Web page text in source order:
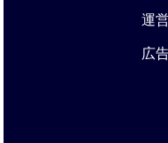
運
広